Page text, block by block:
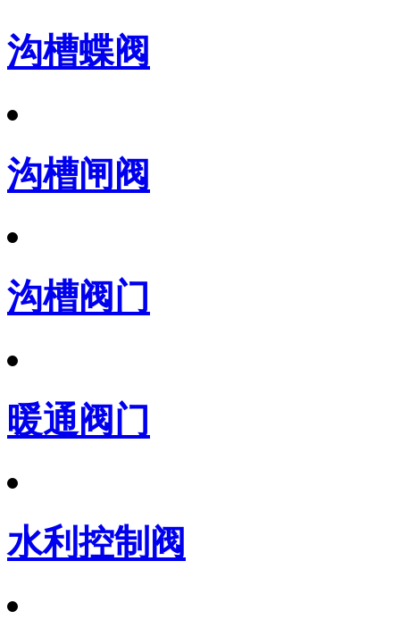
沟槽蝶阀
沟槽闸阀
沟槽阀门
暖通阀门
水利控制阀